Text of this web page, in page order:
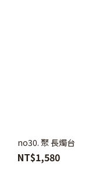
no30. 聚 長燭台
NT$1,580